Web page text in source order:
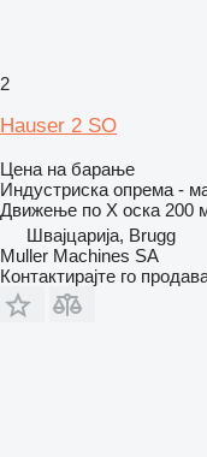
2
Hauser 2 SO
Цена на барање
Индустриска опрема -
Движење по Х оска 200
Швајцарија, Brugg
Muller Machines SA
Контактирајте го